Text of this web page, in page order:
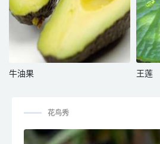
牛油果 王莲
花鸟秀